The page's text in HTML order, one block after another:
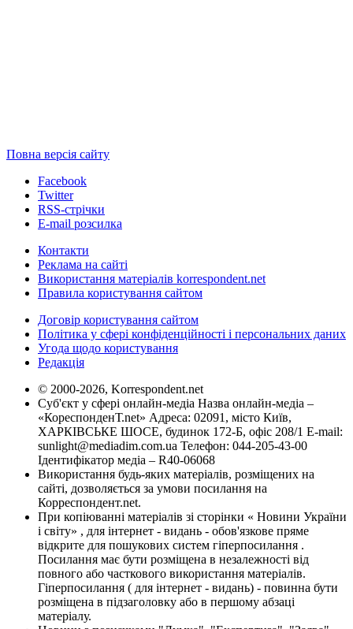
Повна версія сайту
Facebook
Twitter
RSS-стрічки
E-mail розсилка
Контакти
Реклама на сайті
Використання матеріалів korrespondent.net
Правила користування сайтом
Договір користування сайтом
Політика у сфері конфіденційності і персональних даних
Угода щодо користування
Редакція
© 2000-2026, Korrespondent.net
Суб'єкт у сфері онлайн-медіа Назва онлайн-медіа –
«КореспонденТ.net» Адреса: 02091, місто Київ,
ХАРКІВСЬКЕ ШОСЕ, будинок 172-Б, офіс 208/1 E-mail:
sunlight@mediadim.com.ua Телефон: 044-205-43-00
Ідентифікатор медіа – R40-06068
Використання будь-яких матеріалів, розміщених на
сайті, дозволяється за умови посилання на
Корреспондент.net.
При копіюванні матеріалів зі сторінки « Новини України
і світу» , для інтернет - видань - обов'язкове пряме
відкрите для пошукових систем гіперпосилання .
Посилання має бути розміщена в незалежності від
повного або часткового використання матеріалів.
Гіперпосилання ( для інтернет - видань) - повинна бути
розміщена в підзаголовку або в першому абзаці
матеріалу.